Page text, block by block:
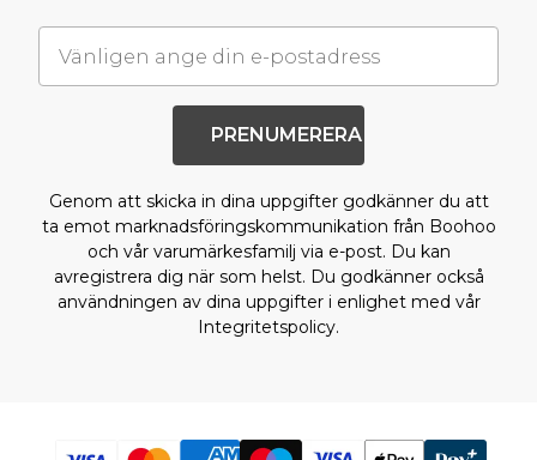
PRENUMERERA
Genom att skicka in dina uppgifter godkänner du att
ta emot marknadsföringskommunikation från Boohoo
och vår varumärkesfamilj via e-post. Du kan
avregistrera dig när som helst. Du godkänner också
användningen av dina uppgifter i enlighet med vår
Integritetspolicy.